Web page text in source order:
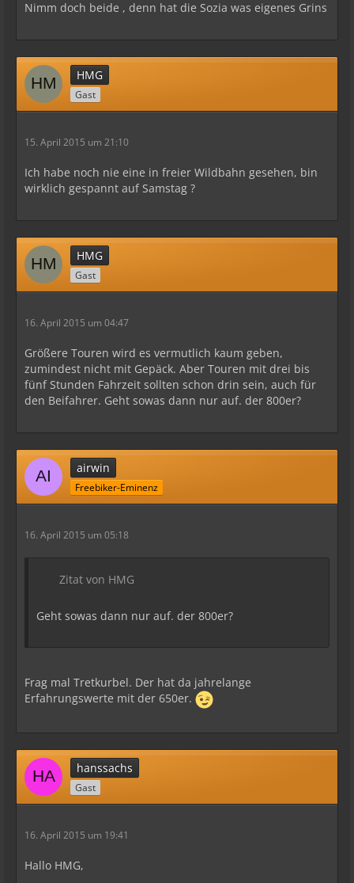
Nimm doch beide , denn hat die Sozia was eigenes Grins
HMG
Gast
15. April 2015 um 21:10
Ich habe noch nie eine in freier Wildbahn gesehen, bin
wirklich gespannt auf Samstag ?
HMG
Gast
16. April 2015 um 04:47
Größere Touren wird es vermutlich kaum geben,
zumindest nicht mit Gepäck. Aber Touren mit drei bis
fünf Stunden Fahrzeit sollten schon drin sein, auch für
den Beifahrer. Geht sowas dann nur auf. der 800er?
airwin
Freebiker-Eminenz
16. April 2015 um 05:18
Zitat von HMG
Geht sowas dann nur auf. der 800er?
Frag mal Tretkurbel. Der hat da jahrelange
Erfahrungswerte mit der 650er.
hanssachs
Gast
16. April 2015 um 19:41
Hallo HMG,